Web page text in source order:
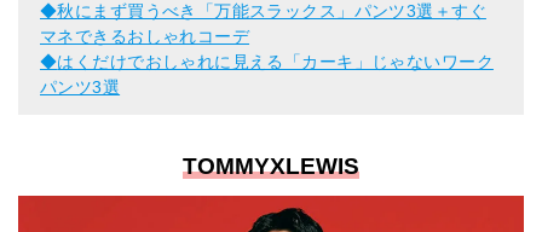
◆秋にまず買うべき「万能スラックス」パンツ3選＋すぐ
マネできるおしゃれコーデ
◆はくだけでおしゃれに見える「カーキ」じゃないワーク
パンツ3選
TOMMYXLEWIS